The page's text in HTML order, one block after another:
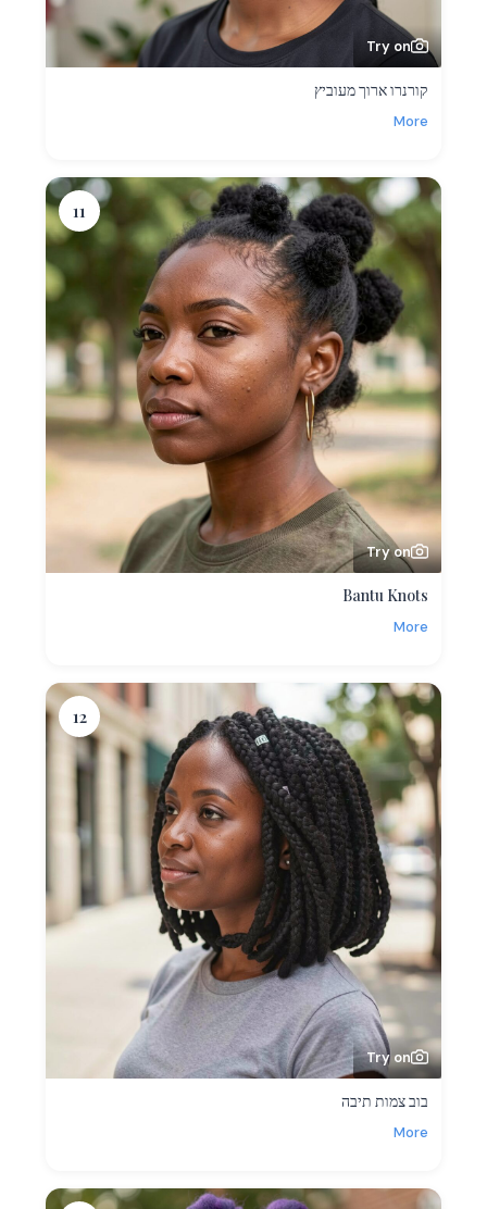
Try on
קורנרו ארוך מעוביץ
More
11
Try on
Bantu Knots
More
12
Try on
בוב צמות תיבה
More